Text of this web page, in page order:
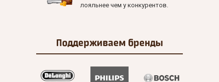
лояльнее чем у конкурентов.
Поддерживаем бренды